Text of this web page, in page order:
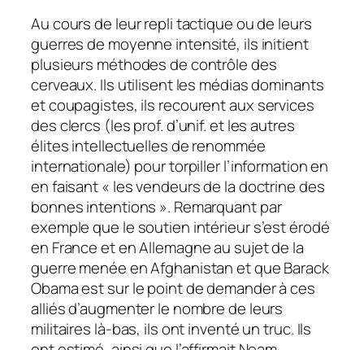
Au cours de leur repli tactique ou de leurs
guerres de moyenne intensité, ils initient
plusieurs méthodes de contrôle des
cerveaux. Ils utilisent les médias dominants
etcoupagistes, ils recourent aux services
des clercs (les prof. d’unif. et les autres
élites intellectuelles de renommée
internationale) pour torpiller l’information en
en faisant « les vendeurs de la doctrine des
bonnes intentions ». Remarquant par
exemple que le soutien intérieur s’est érodé
en France et en Allemagne au sujet de la
guerre menée en Afghanistan et que Barack
Obama est sur le point de demander à ces
alliés d’augmenter le nombre de leurs
militaires là-bas, ils ont inventé un truc. Ils